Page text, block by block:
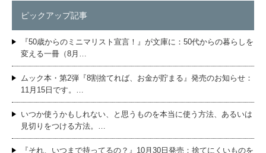
ピックアップ記事
『50歳からのミニマリスト宣言！』が文庫に：50代からの暮らしを
変える一冊（8月…
ムック本・第2弾『8割捨てれば、お金が貯まる』発売のお知らせ：
11月15日です。…
いつか使うかもしれない、と思うものを本当に使う方法、あるいは
見切りをつける方法。…
『それ、いつまで持ってるの？』10月30日発売：捨てにくいものを